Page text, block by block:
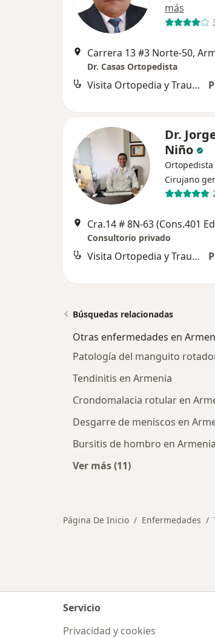
más
Carrera 13 #3 Norte-50,
Dr. Casas Ortopedista
Visita Ortopedia y Traumatología
Dr.
Niño
Cirujano
Consultorio privado
Visita Ortopedia y Traumatología
Búsquedas relacionadas
Otras enfermedades en
Patología del manguito
Tendinitis en Armenia
Crondomalacia rotular en
Desgarre de meniscos en
Bursitis de hombro en Armenia
Ver más (11)
Página De Inicio Enfermedades
Servicio
Privacidad y cookies